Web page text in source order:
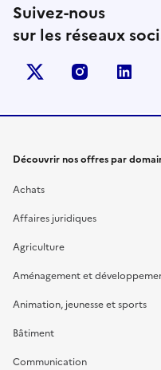
Suivez-nous
sur les réseaux
X (anciennement
instagram
Découvrir nos offres par
Achats
Affaires juridiques
Agriculture
Aménagement et
Animation, jeunesse et sports
Bâtiment
Communication